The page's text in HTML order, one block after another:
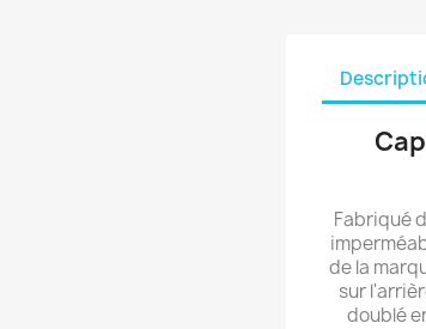
Fabriqué
de la
sur
doublé